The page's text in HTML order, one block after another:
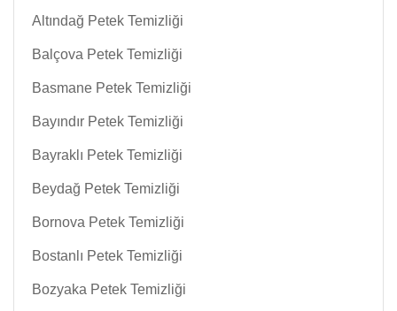
Altındağ Petek Temizliği
Balçova Petek Temizliği
Basmane Petek Temizliği
Bayındır Petek Temizliği
Bayraklı Petek Temizliği
Beydağ Petek Temizliği
Bornova Petek Temizliği
Bostanlı Petek Temizliği
Bozyaka Petek Temizliği